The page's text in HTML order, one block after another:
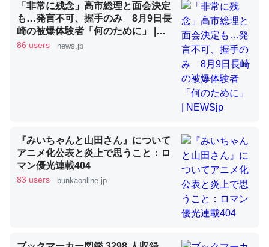
昆虫ってカルシウム少ないのか。知らんかった。調べたら
コオロギのカルシウム分はエビの600分の1程度。
─ニュース :: 【研究発表】昆虫学の大問題＝「昆虫はなぜ海にいな
論文では「淡水はカルシウムも酸素も不足してて両方に不
利だから両方が拮抗してるのでは」とあって面白い。海に
いる鋏角類（カブトガニ・ウミグモ）はカルシウムを使わ
ずキチンを強化してる筈だが、酵素が違うのか？
─ニュース :: 【研究発表】昆虫学の大問題＝「昆虫はなぜ海にいな
「非常に残念」高市総理と面会決定
も…発言不可、握手のみ 8月9日長
崎の被爆体験者「何のために」 |
NEWSjp
86 users news.jp
『みいちゃんと山田さん』について
アニメ化公表と炎上で思うこと：ロ
マン優光連載404
83 users bunkaonline.jp